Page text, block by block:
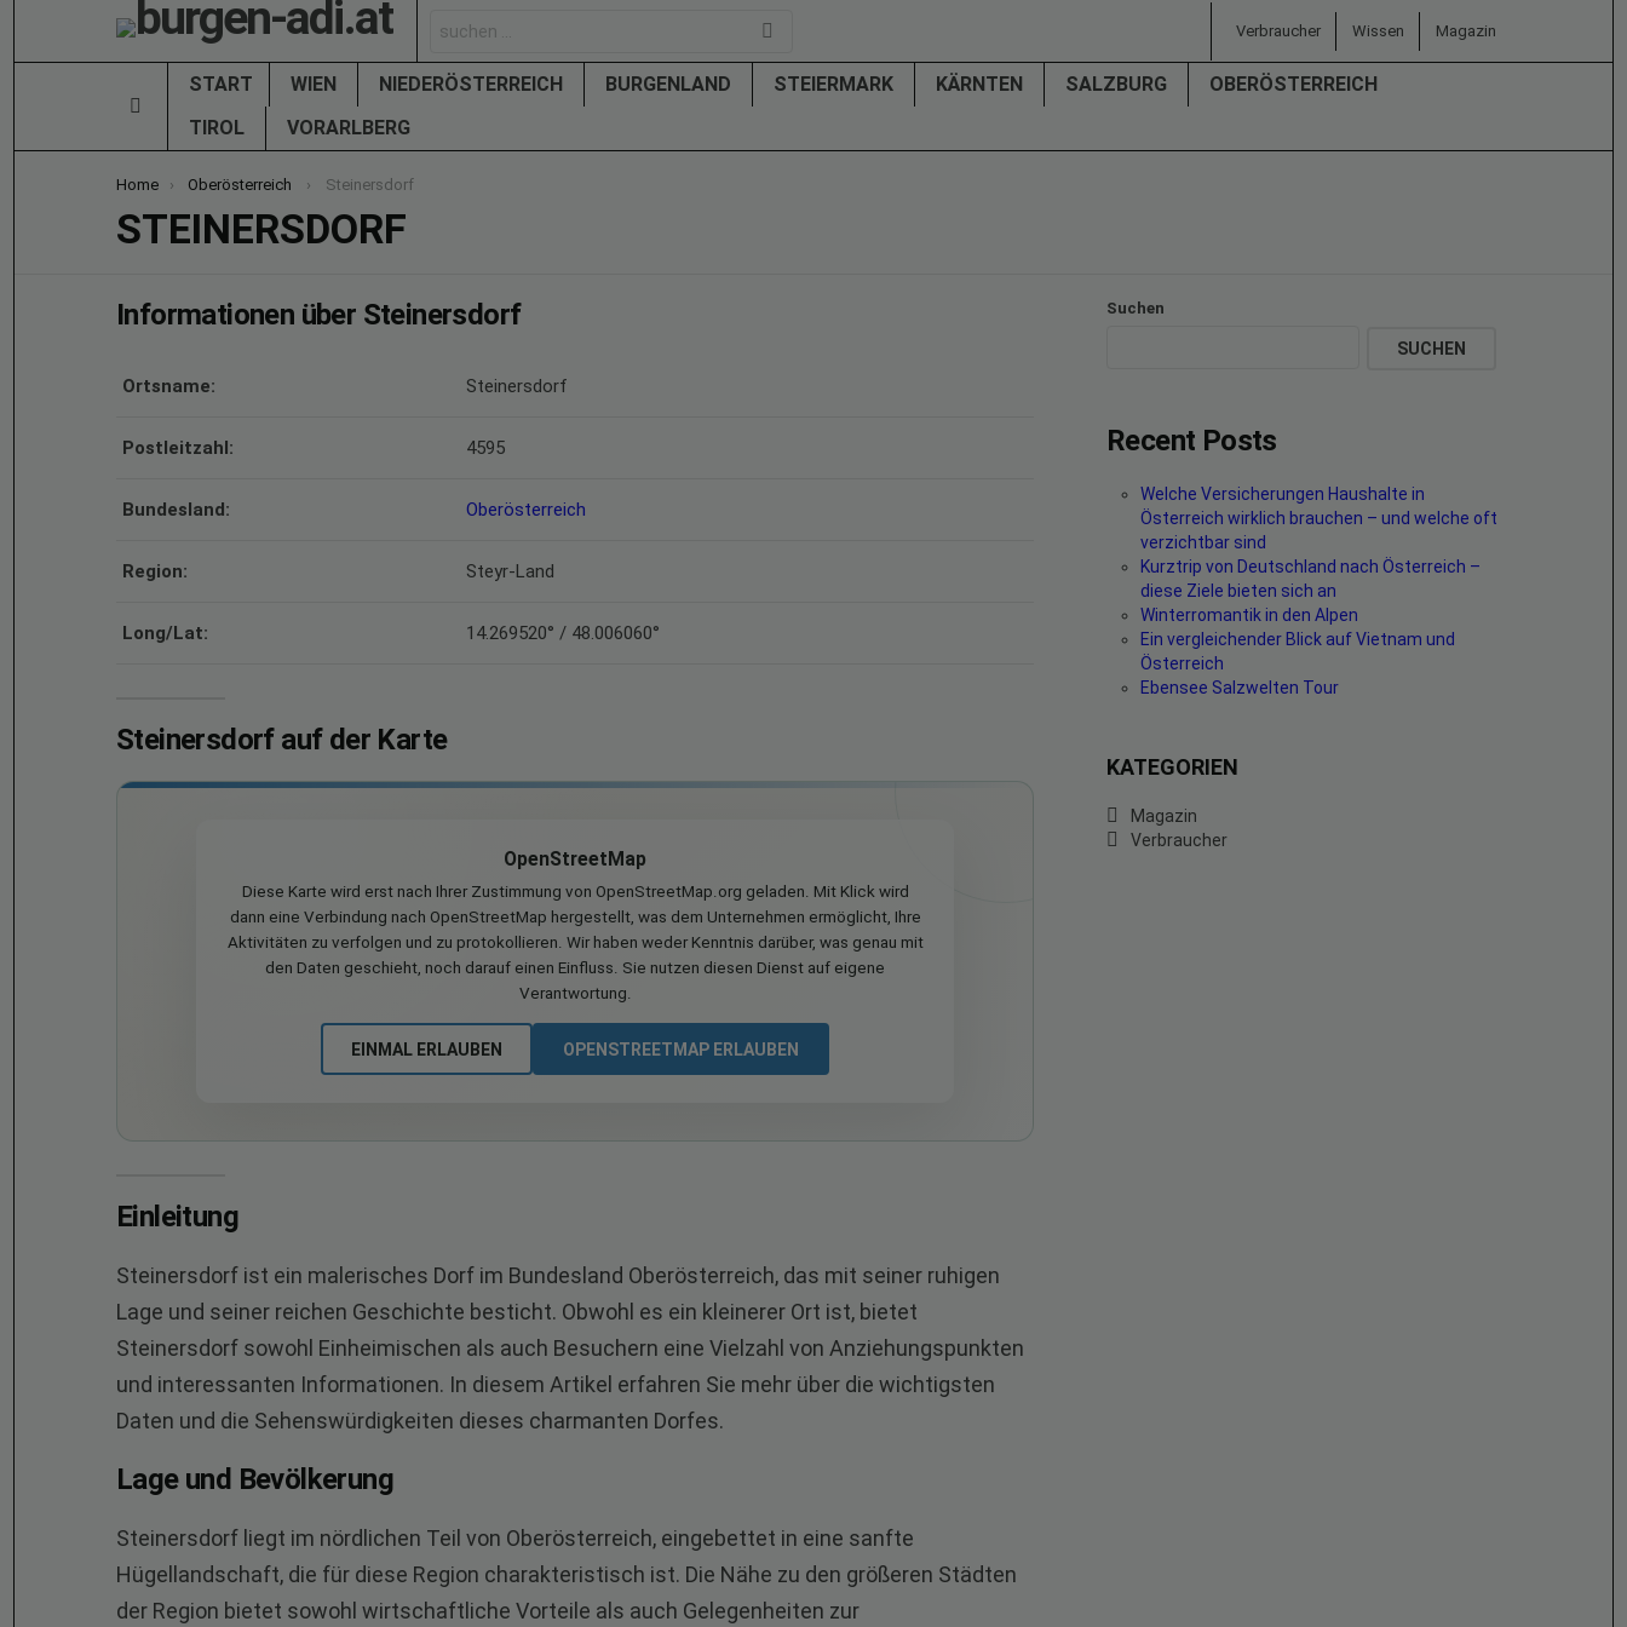
for:
Verbraucher Wissen Magazin
START WIEN NIEDERÖSTERREICH BURGENLAND STEIERMARK KÄRNTEN SALZBURG
OBERÖSTERREICH
TIROL
VORARLBERG
You are here:
Home Oberösterreich Steinersdorf
STEINERSDORF
Informationen über Steinersdorf
Ortsname: Steinersdorf
Postleitzahl: 4595
Bundesland: Oberösterreich
Region: Steyr-Land
Long/Lat: 14.269520° / 48.006060°
Steinersdorf auf der Karte
OpenStreetMap
Diese Karte wird erst nach Ihrer Zustimmung von OpenStreetMap.org geladen. Mit Klick wird
dann eine Verbindung nach OpenStreetMap hergestellt, was dem Unternehmen ermöglicht, Ihre
Aktivitäten zu verfolgen und zu protokollieren. Wir haben weder Kenntnis darüber, was genau mit
den Daten geschieht, noch darauf einen Einfluss. Sie nutzen diesen Dienst auf eigene
Verantwortung.
EINMAL ERLAUBEN OPENSTREETMAP ERLAUBEN
Einleitung
Steinersdorf ist ein malerisches Dorf im Bundesland Oberösterreich, das mit seiner ruhigen
Lage und seiner reichen Geschichte besticht. Obwohl es ein kleinerer Ort ist, bietet
Steinersdorf sowohl Einheimischen als auch Besuchern eine Vielzahl von Anziehungspunkten
und interessanten Informationen. In diesem Artikel erfahren Sie mehr über die wichtigsten
Daten und die Sehenswürdigkeiten dieses charmanten Dorfes.
Lage und Bevölkerung
Steinersdorf liegt im nördlichen Teil von Oberösterreich, eingebettet in eine sanfte
Hügellandschaft, die für diese Region charakteristisch ist. Die Nähe zu den größeren Städten
der Region bietet sowohl wirtschaftliche Vorteile als auch Gelegenheiten zur
Suchen
SUCHEN
Recent Posts
Welche Versicherungen Haushalte in
Österreich wirklich brauchen – und welche oft
verzichtbar sind
Kurztrip von Deutschland nach Österreich –
diese Ziele bieten sich an
Winterromantik in den Alpen
Ein vergleichender Blick auf Vietnam und
Österreich
Ebensee Salzwelten Tour
KATEGORIEN
Magazin
Verbraucher